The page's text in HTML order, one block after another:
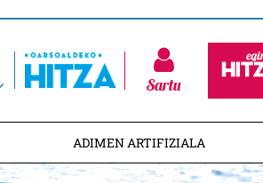
Sartu
ADIMEN ARTIFIZIALA